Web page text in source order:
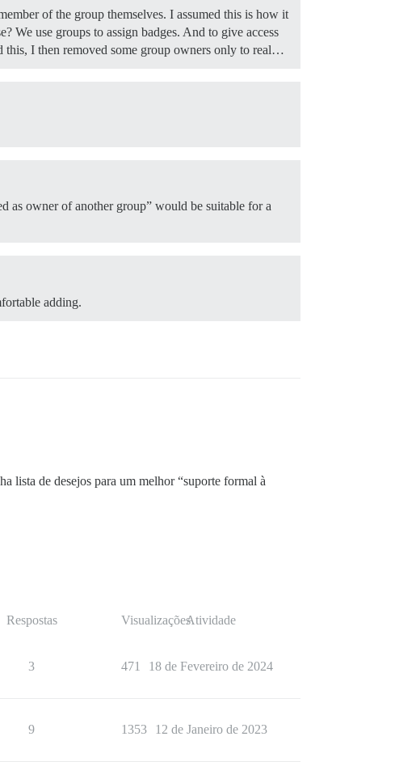
of the group themselves. I assumed this is how it
We use groups to assign badges. And to give access
this, I then removed some group owners only to real…
as owner of another group” would be suitable for a
adding.
lista de desejos para um melhor “suporte formal à
Respostas VisualizaçõesAtividade
3 471 18 de Fevereiro de 2024
9 1353 12 de Janeiro de 2023